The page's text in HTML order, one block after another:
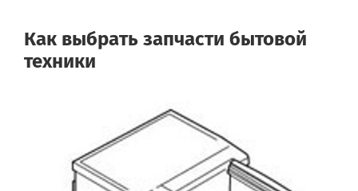
Как выбрать запчасти бытовой
техники